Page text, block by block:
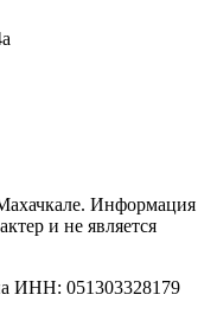
Информация
и не является
ИНН: 051303328179